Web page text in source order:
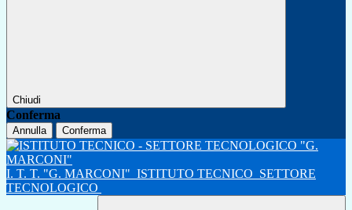
Chiudi
Conferma
Annulla Conferma
I. T. T. "G. MARCONI" ISTITUTO TECNICO SETTORE
TECNOLOGICO